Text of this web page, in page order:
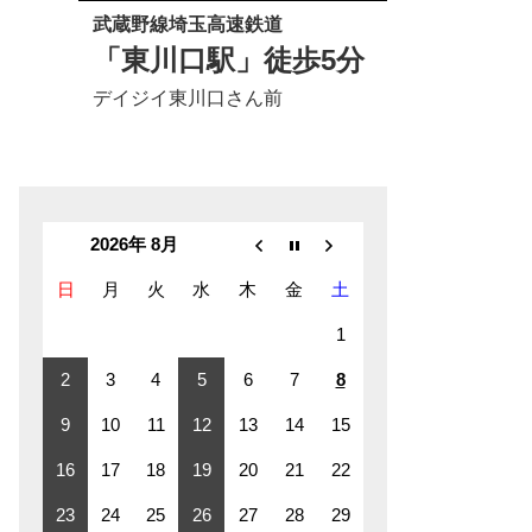
武蔵野線埼玉高速鉄道
「東川口駅」徒歩5分
デイジイ東川口さん前
2026年 8月
日 月 火 水 木 金 土
1
2 3 4 5 6 7 8
9 10 11 12 13 14 15
16 17 18 19 20 21 22
23 24 25 26 27 28 29